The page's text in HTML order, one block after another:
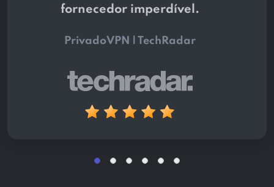
fornecedor imperdível.
PrivadoVPN | TechRadar